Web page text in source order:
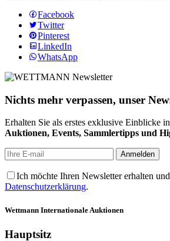
Facebook
Twitter
Pinterest
LinkedIn
WhatsApp
Nichts mehr verpassen, unser
Erhalten Sie als erstes exklusive Einblicke
Auktionen, Events, Sammlertipps und
Ich möchte Ihren Newsletter erhalten
Datenschutzerklärung.
Wettmann Internationale Auktionen
Hauptsitz